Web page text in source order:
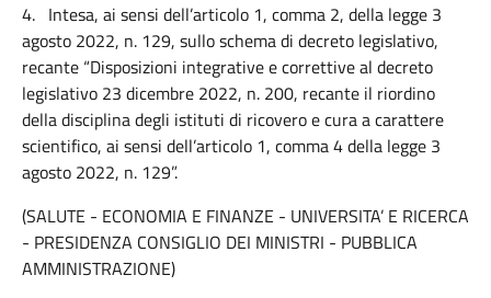
4. Intesa, ai sensi dell’articolo 1, comma 2, della legge 3
agosto 2022, n. 129, sullo schema di decreto legislativo,
recante “Disposizioni integrative e correttive al decreto
legislativo 23 dicembre 2022, n. 200, recante il riordino
della disciplina degli istituti di ricovero e cura a carattere
scientifico, ai sensi dell’articolo 1, comma 4 della legge 3
agosto 2022, n. 129”.
(SALUTE - ECONOMIA E FINANZE - UNIVERSITA’ E RICERCA
- PRESIDENZA CONSIGLIO DEI MINISTRI - PUBBLICA
AMMINISTRAZIONE)